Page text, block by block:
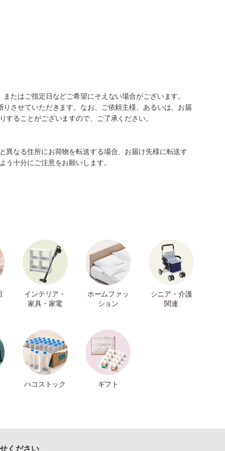
たはご指定日などご希望にそえない場合がございます。
させていただきます。なお、ご依頼主様、あるいは、お届
ることがございますので、ご了承ください。
異なる住所にお荷物を転送する場合、お届け先様に転送す
十分にご注意をお願いします。
インテリア・
家具・家電
ホームファッ
ション
シニア・介護
関連
ハコストック ギフト
ください